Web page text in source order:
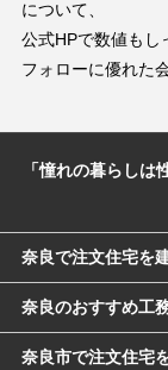
について、
公式HPで数値もし
フォローに優れた
「憧れの暮らし
奈良で注文住宅を
奈良のおすすめ工
奈良市で注文住宅